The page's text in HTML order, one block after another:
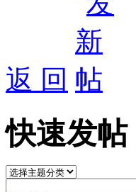
返 回
快速发帖